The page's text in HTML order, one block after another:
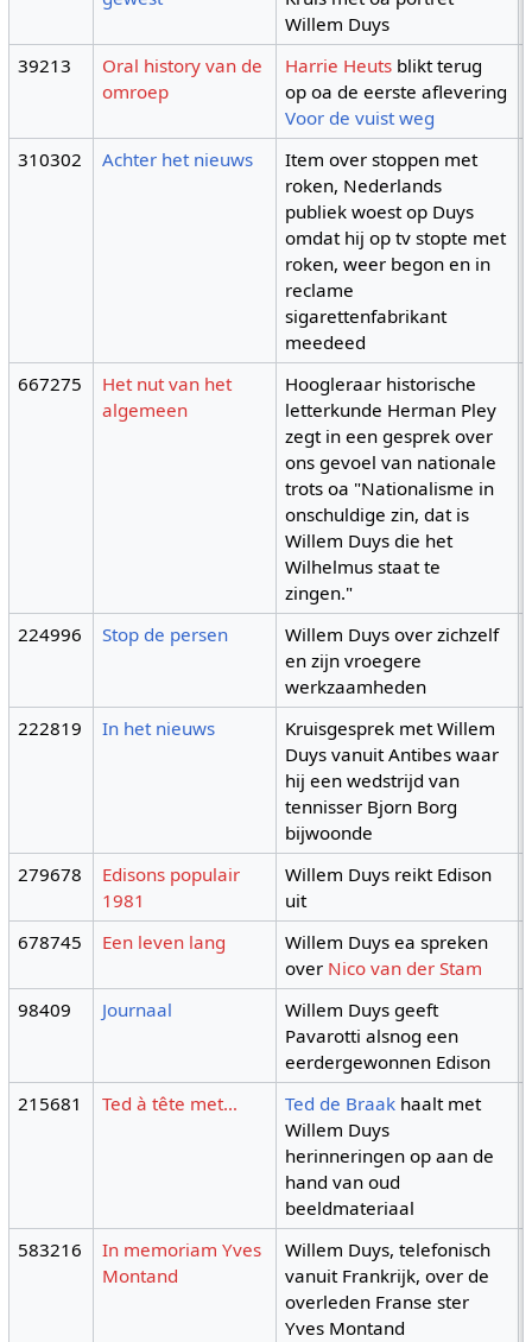
Willem Duys
39213
Oral history van de
omroep
Harrie Heuts blikt terug
op oa de eerste aflevering
Voor de vuist weg
310302
Achter het nieuws
Item over stoppen met
roken, Nederlands
publiek woest op Duys
omdat hij op tv stopte met
roken, weer begon en in
reclame
sigarettenfabrikant
meedeed
667275
Het nut van het
algemeen
Hoogleraar historische
letterkunde Herman Pley
zegt in een gesprek over
ons gevoel van nationale
trots oa "Nationalisme in
onschuldige zin, dat is
Willem Duys die het
Wilhelmus staat te
zingen."
224996 Stop de persen
Willem Duys over zichzelf
en zijn vroegere
werkzaamheden
222819 In het nieuws
Kruisgesprek met Willem
Duys vanuit Antibes waar
hij een wedstrijd van
tennisser Bjorn Borg
bijwoonde
279678
Edisons populair
1981
Willem Duys reikt Edison
uit
678745 Een leven lang
Willem Duys ea spreken
over Nico van der Stam
98409 Journaal
Willem Duys geeft
Pavarotti alsnog een
eerdergewonnen Edison
215681 Ted à tête met… Ted de Braak haalt met
Willem Duys
herinneringen op aan de
hand van oud
beeldmateriaal
583216
In memoriam Yves
Montand
Willem Duys, telefonisch
vanuit Frankrijk, over de
overleden Franse ster
Yves Montand